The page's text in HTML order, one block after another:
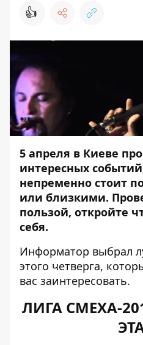
👍
5 апреля в Киеве
интересных
непременно стоит
или близкими.
пользой, откройте
себя.
Информатор выбрал
этого четверга,
вас заинтересовать.
ЛИГА СМЕХА-